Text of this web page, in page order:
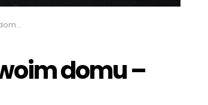
domu –